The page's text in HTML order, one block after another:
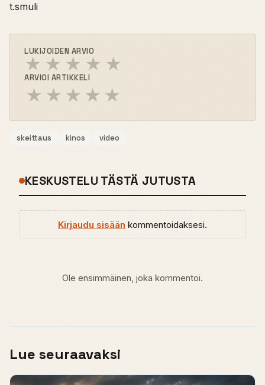
t.smuli
LUKIJOIDEN ARVIO
★ ★ ★ ★ ★
ARVIOI ARTIKKELI
★ ★ ★ ★ ★
skeittaus kinos video
KESKUSTELU TÄSTÄ JUTUSTA
Kirjaudu sisään kommentoidaksesi.
Ole ensimmäinen, joka kommentoi.
Lue seuraavaksi